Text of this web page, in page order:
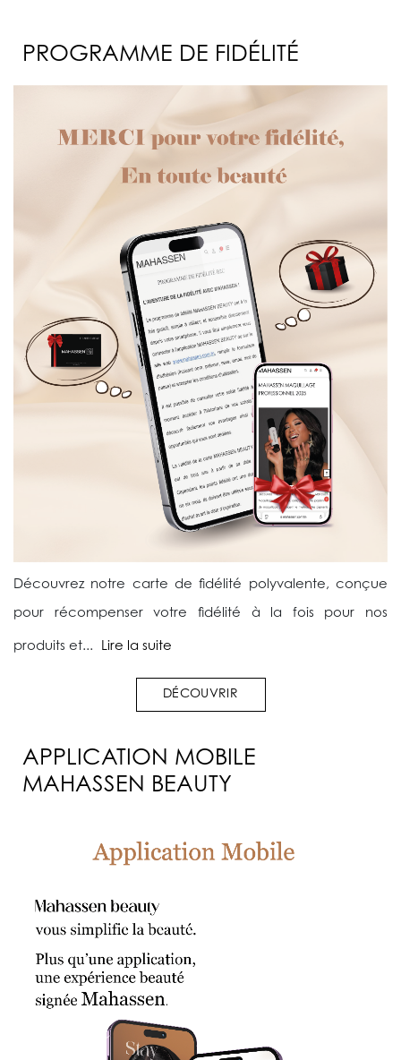
PROGRAMME DE FIDÉLITÉ
Découvrez notre carte de fidélité polyvalente, conçue
pour récompenser votre fidélité à la fois pour nos
produits et... Lire la suite
DÉCOUVRIR
APPLICATION MOBILE
MAHASSEN BEAUTY